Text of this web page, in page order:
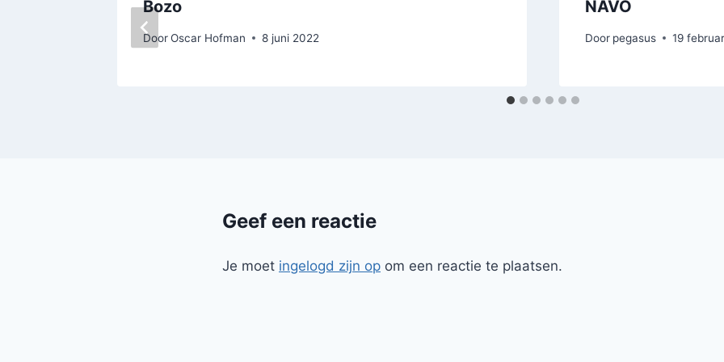
Bozo
DoorOscar Hofman 8 juni 2022
NAVO
Door pegasus 19
Geef een reactie
Je moet ingelogd zijn op om een reactie te plaatsen.